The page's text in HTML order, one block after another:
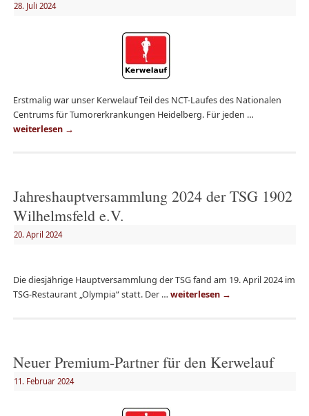
28. Juli 2024
Erstmalig war unser Kerwelauf Teil des NCT-Laufes des Nationalen
Centrums für Tumorerkrankungen Heidelberg. Für jeden …
weiterlesen →
Jahreshauptversammlung 2024 der TSG 1902
Wilhelmsfeld e.V.
20. April 2024
Die diesjährige Hauptversammlung der TSG fand am 19. April 2024 im
TSG-Restaurant „Olympia“ statt. Der … weiterlesen →
Neuer Premium-Partner für den Kerwelauf
11. Februar 2024